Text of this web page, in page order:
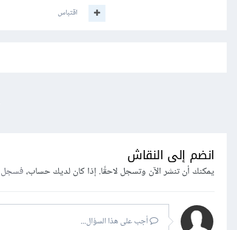
اقتباس
انضم إلى النقاش
يمكنك أن تنشر الآن وتسجل لاحقًا. إذا كان لديك حساب،فسجل
أجب على هذا السؤال...